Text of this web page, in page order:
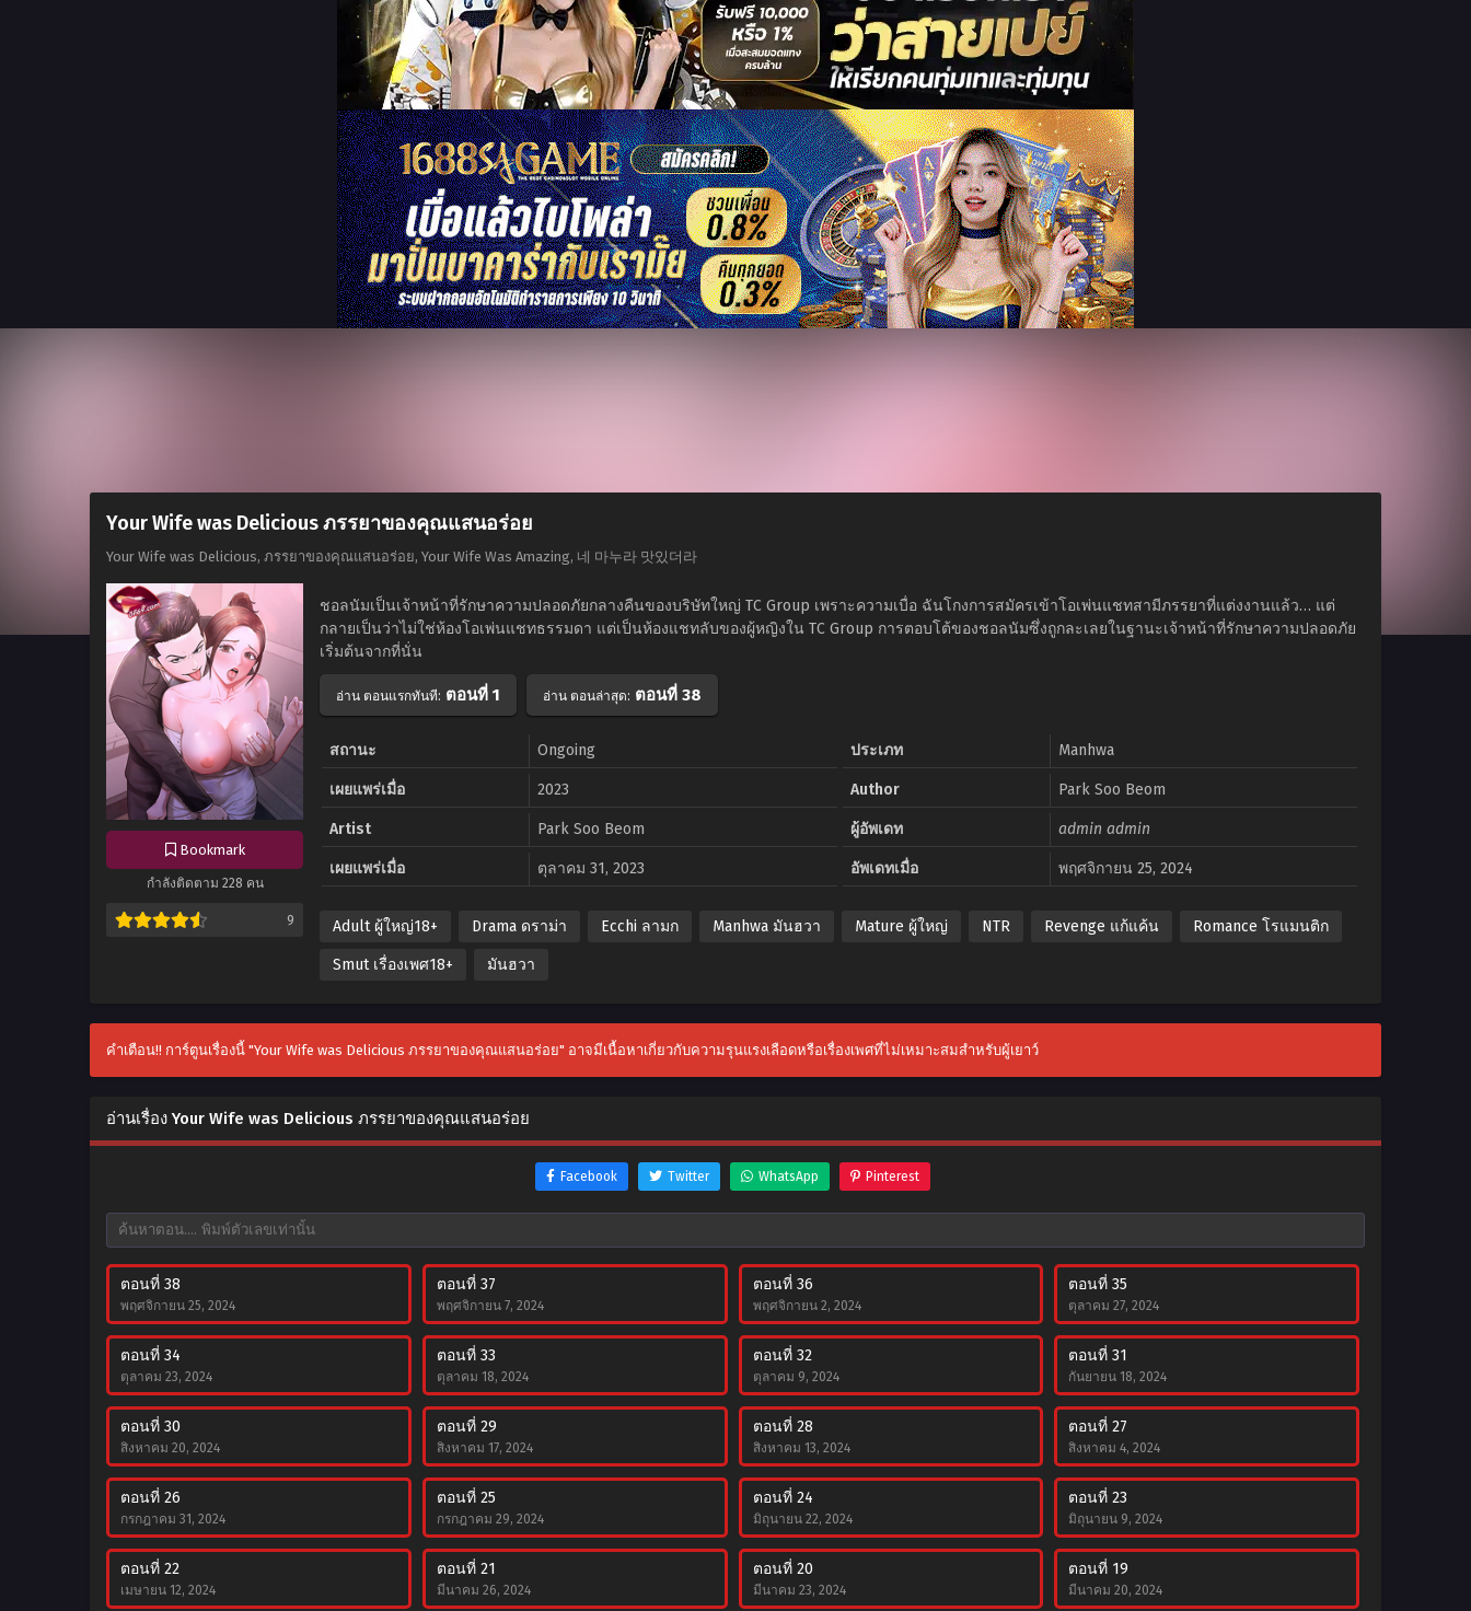
Your Wife was Delicious ภรรยาของคุณแสนอร่อย
Your Wife was Delicious, ภรรยาของคุณแสนอร่อย, Your Wife Was Amazing, 네 마누라 맛있더라
Bookmark
กำลังติดตาม 228 คน
9
ชอลนัมเป็นเจ้าหน้าที่รักษาความปลอดภัยกลางคืนของบริษัทใหญ่ TC Group เพราะความเบื่อ ฉันโกงการสมัครเข้าโอเพ่นแชทสามีภรรยาที่แต่งงานแล้ว… แต่
กลายเป็นว่าไม่ใช่ห้องโอเพ่นแชทธรรมดา แต่เป็นห้องแชทลับของผู้หญิงใน TC Group การตอบโต้ของชอลนัมซึ่งถูกละเลยในฐานะเจ้าหน้าที่รักษาความปลอดภัย
เริ่มต้นจากที่นั่น
อ่าน ตอนแรกทันที: ตอนที่ 1 อ่าน ตอนล่าสุด: ตอนที่ 38
สถานะ Ongoing ประเภท Manhwa
เผยแพร่เมื่อ 2023 Author Park Soo Beom
Artist Park Soo Beom ผู้อัพเดท admin admin
เผยแพร่เมื่อ ตุลาคม 31, 2023 อัพเดทเมื่อ พฤศจิกายน 25, 2024
Adult ผู้ใหญ่18+ Drama ดราม่า Ecchi ลามก Manhwa มันฮวา Mature ผู้ใหญ่ NTR Revenge แก้แค้น Romance โรแมนติก
Smut เรื่องเพศ18+ มันฮวา
คำเตือน!! การ์ตูนเรื่องนี้ "Your Wife was Delicious ภรรยาของคุณแสนอร่อย" อาจมีเนื้อหาเกี่ยวกับความรุนแรงเลือดหรือเรื่องเพศที่ไม่เหมาะสมสำหรับผู้เยาว์
อ่านเรื่อง Your Wife was Delicious ภรรยาของคุณแสนอร่อย
Facebook Twitter WhatsApp Pinterest
ตอนที่ 38
พฤศจิกายน 25, 2024
ตอนที่ 37
พฤศจิกายน 7, 2024
ตอนที่ 36
พฤศจิกายน 2, 2024
ตอนที่ 35
ตุลาคม 27, 2024
ตอนที่ 34
ตุลาคม 23, 2024
ตอนที่ 33
ตุลาคม 18, 2024
ตอนที่ 32
ตุลาคม 9, 2024
ตอนที่ 31
กันยายน 18, 2024
ตอนที่ 30
สิงหาคม 20, 2024
ตอนที่ 29
สิงหาคม 17, 2024
ตอนที่ 28
สิงหาคม 13, 2024
ตอนที่ 27
สิงหาคม 4, 2024
ตอนที่ 26
กรกฎาคม 31, 2024
ตอนที่ 25
กรกฎาคม 29, 2024
ตอนที่ 24
มิถุนายน 22, 2024
ตอนที่ 23
มิถุนายน 9, 2024
ตอนที่ 22
เมษายน 12, 2024
ตอนที่ 21
มีนาคม 26, 2024
ตอนที่ 20
มีนาคม 23, 2024
ตอนที่ 19
มีนาคม 20, 2024